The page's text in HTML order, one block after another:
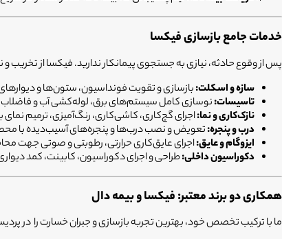
خدمات جامع بازسازی فیکسا
پس از وقوع حادثه، نیازی به جستجوی پیمانکار ندارید. فیکسا از تخریب
سازه و اسکلت:بازسازی و تقویت فونداسیون، ستون‌ها و
تاسیسات:نوسازی کامل سیستم‌های برق، لوله‌کشی آب و
نازک‌کاری و نما:اجرای گچ‌کاری، کاشی‌کاری، رنگ‌آمیزی، ترمیم
درب و پنجره:تعویض و نصب درب‌ها و پنجره‌های آسیب‌دیده با
ایزوگام و عایق:اجرای عایق‌کاری حرارتی، رطوبتی و صوتی جهت
دکوراسیون داخلی:طراحی و اجرای دکوراسیون، کابینت، کمد
همکاری دو برند معتبر: فیکسا و بیمه دال
ما با ترکیب تخصص خود، بهترین تجربه بازسازی و جبران خسارت را در